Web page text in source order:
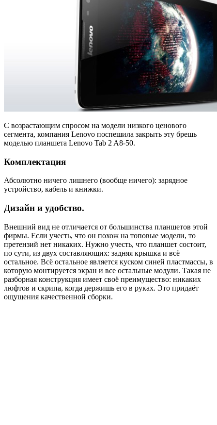
С возрастающим спросом на модели низкого ценового
сегмента, компания Lenovo поспешила закрыть эту брешь
моделью планшета Lenovo Tab 2 A8-50.
Комплектация
Абсолютно ничего лишнего (вообще ничего): зарядное
устройство, кабель и книжки.
Дизайн и удобство.
Внешний вид не отличается от большинства планшетов этой
фирмы. Если учесть, что он похож на топовые модели, то
претензий нет никаких. Нужно учесть, что планшет состоит,
по сути, из двух составляющих: задняя крышка и всё
остальное. Всё остальное является куском синей пластмассы, в
которую монтируется экран и все остальные модули. Такая не
разборная конструкция имеет своё преимущество: никаких
люфтов и скрипа, когда держишь его в руках. Это придаёт
ощущения качественной сборки.